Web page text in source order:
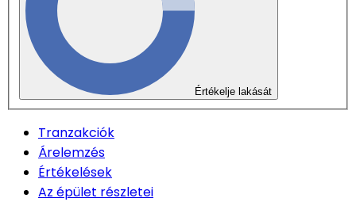
Értékelje lakását
Tranzakciók
Árelemzés
Értékelések
Az épület részletei